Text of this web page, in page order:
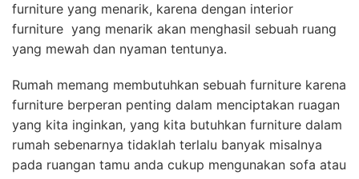
furniture yang menarik, karena dengan interior
furniture yang menarik akan menghasil sebuah ruang
yang mewah dan nyaman tentunya.
Rumah memang membutuhkan sebuah furniture karena
furniture berperan penting dalam menciptakan ruagan
yang kita inginkan, yang kita butuhkan furniture dalam
rumah sebenarnya tidaklah terlalu banyak misalnya
pada ruangan tamu anda cukup mengunakan sofa atau